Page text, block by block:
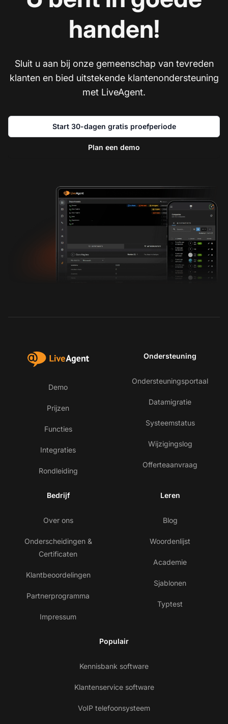
handen!
Sluit u aan bij onze gemeenschap van tevreden
klanten en bied uitstekende klantenondersteuning
met LiveAgent.
Start 30-dagen gratis proefperiode
Plan een demo
Demo
Prijzen
Functies
Integraties
Rondleiding
Ondersteuning
Ondersteuningsportaal
Datamigratie
Systeemstatus
Wijzigingslog
Offerteaanvraag
Bedrijf
Over ons
Onderscheidingen &
Certificaten
Klantbeoordelingen
Partnerprogramma
Impressum
Leren
Blog
Woordenlijst
Academie
Sjablonen
Typtest
Populair
Kennisbank software
Klantenservice software
VoIP telefoonsysteem